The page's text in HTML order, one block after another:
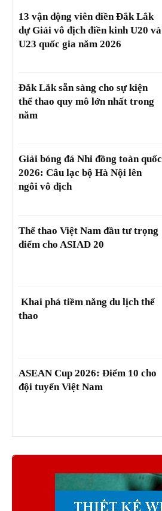
13 vận động viên điền Đắk Lắk
dự Giải vô địch điền kinh U20 và
U23 quốc gia năm 2026
Đắk Lắk sẵn sàng cho sự kiện
thể thao quy mô lớn nhất trong
năm
Giải bóng đá Nhi đồng toàn quốc
2026: Câu lạc bộ Hà Nội lên
ngôi vô địch
Thể thao Việt Nam đầu tư trọng
điểm cho ASIAD 20
Khai phá tiềm năng du lịch thể
thao
ASEAN Cup 2026: Điểm 10 cho
đội tuyển Việt Nam